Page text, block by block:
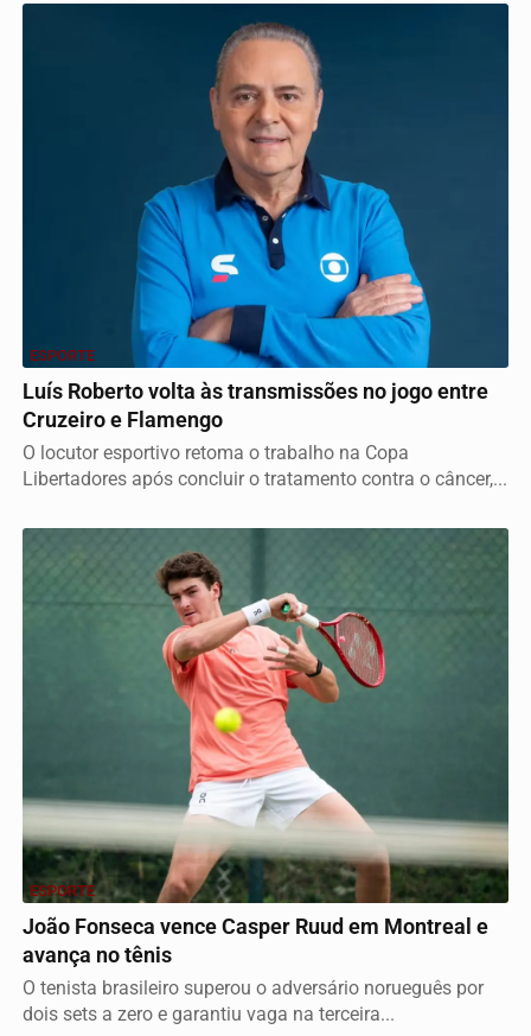
ESPORTE
Luís Roberto volta às transmissões no jogo entre
Cruzeiro e Flamengo
O locutor esportivo retoma o trabalho na Copa
Libertadores após concluir o tratamento contra o câncer,...
ESPORTE
João Fonseca vence Casper Ruud em Montreal e
avança no tênis
O tenista brasileiro superou o adversário norueguês por
dois sets a zero e garantiu vaga na terceira...